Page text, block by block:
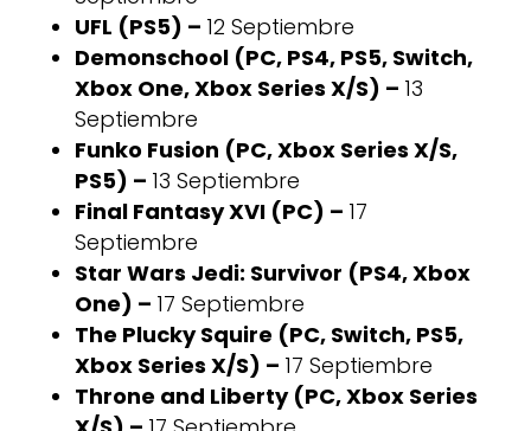
UFL (PS5) – 12 Septiembre
Demonschool (PC, PS4, PS5, Switch,
Xbox One, Xbox Series X/S) – 13
Septiembre
Funko Fusion (PC, Xbox Series X/S,
PS5) – 13 Septiembre
Final Fantasy XVI (PC) – 17
Septiembre
Star Wars Jedi: Survivor (PS4, Xbox
One) – 17 Septiembre
The Plucky Squire (PC, Switch, PS5,
Xbox Series X/S) – 17 Septiembre
Throne and Liberty (PC, Xbox Series